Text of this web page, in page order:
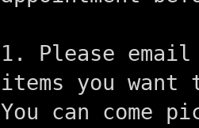
1. Please email
items you
You can come